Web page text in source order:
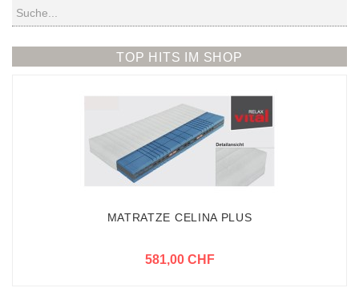
Suchen
TOP HITS IM SHOP
MATRATZE CELINA PLUS
581,00 CHF